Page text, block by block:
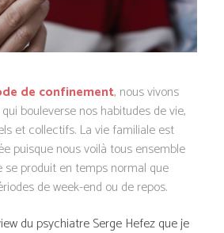
de confinement, nous vivons
bouleverse nos habitudes de vie,
et collectifs. La vie familiale est
puisque nous voilà tous ensemble
se produit en temps normal que
de week-end ou de repos.
du psychiatre Serge Hefez que je